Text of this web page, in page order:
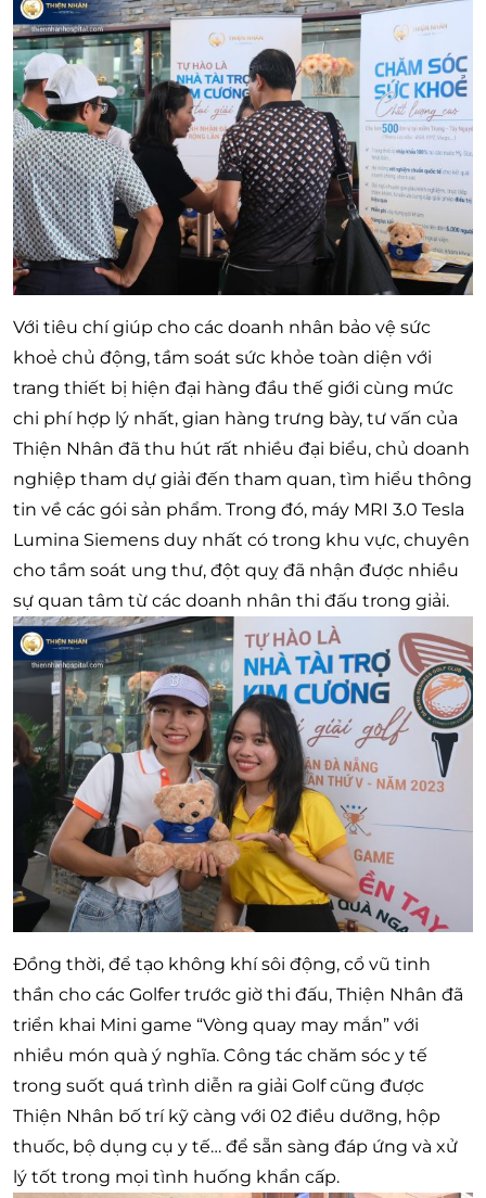
Với tiêu chí giúp cho các doanh nhân bảo vệ sức
khoẻ chủ động, tầm soát sức khỏe toàn diện với
trang thiết bị hiện đại hàng đầu thế giới cùng mức
chi phí hợp lý nhất, gian hàng trưng bày, tư vấn của
Thiện Nhân đã thu hút rất nhiều đại biểu, chủ doanh
nghiệp tham dự giải đến tham quan, tìm hiểu thông
tin về các gói sản phẩm. Trong đó, máy MRI 3.0 Tesla
Lumina Siemens duy nhất có trong khu vực, chuyên
cho tầm soát ung thư, đột quỵ đã nhận được nhiều
sự quan tâm từ các doanh nhân thi đấu trong giải.
Đồng thời, để tạo không khí sôi động, cổ vũ tinh
thần cho các Golfer trước giờ thi đấu, Thiện Nhân đã
triển khai Mini game “Vòng quay may mắn” với
nhiều món quà ý nghĩa. Công tác chăm sóc y tế
trong suốt quá trình diễn ra giải Golf cũng được
Thiện Nhân bố trí kỹ càng với 02 điều dưỡng, hộp
thuốc, bộ dụng cụ y tế… để sẵn sàng đáp ứng và xử
lý tốt trong mọi tình huống khẩn cấp.